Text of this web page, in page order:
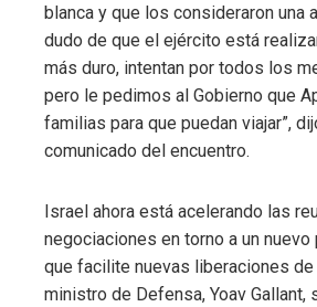
blanca y que los consideraron una
dudo de que el ejército está
más duro, intentan por todos los
pero le pedimos al Gobierno que
familias para que puedan viajar”,
comunicado del encuentro.
Israel ahora está acelerando las
negociaciones en torno a un nuevo
que facilite nuevas liberaciones de
ministro de Defensa, Yoav Gallant,